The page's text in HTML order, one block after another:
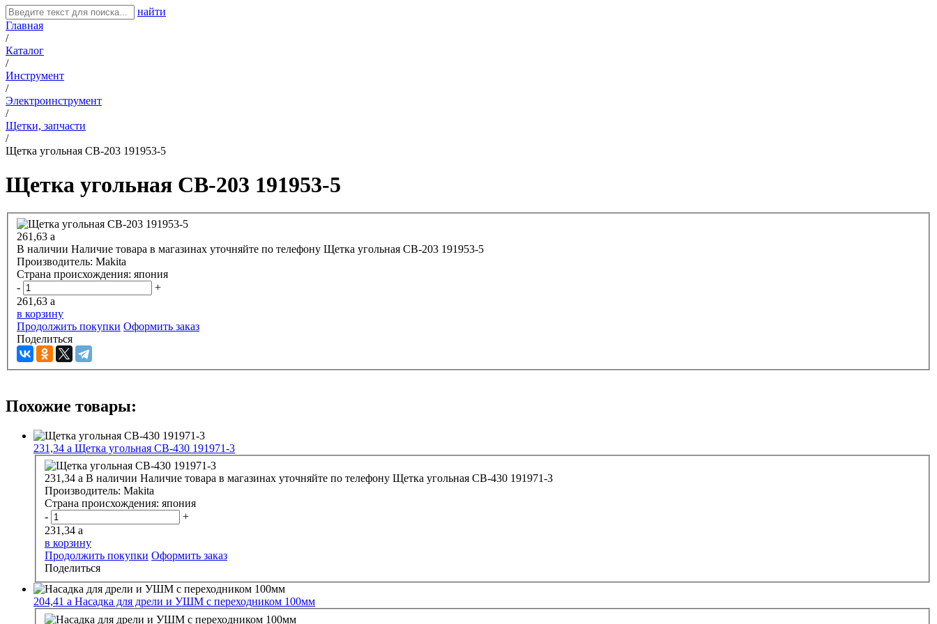
найти
Главная
/
Каталог
/
Инструмент
/
Электроинструмент
/
Щетки, запчасти
/
Щетка угольная СВ-203 191953-5
Щетка угольная СВ-203 191953-5
261,63 a
В наличии Наличие товара в магазинах уточняйте по телефону
Щетка угольная СВ-203 191953-5
Производитель: Makita
Страна происхождения: япония
-
+
261,63 a
в корзину
Продолжить покупки Оформить заказ
Поделиться
Похожие товары:
231,34 a Щетка угольная СВ-430 191971-3
231,34 a В наличии Наличие товара в магазинах уточняйте по телефону
Щетка угольная СВ-430 191971-3
Производитель: Makita
Страна происхождения: япония
-
+
231,34 a
в корзину
Продолжить покупки Оформить заказ
Поделиться
204,41 a Насадка для дрели и УШМ c переходником 100мм